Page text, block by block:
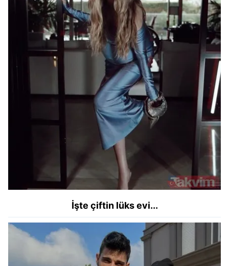
İşte çiftin lüks evi...